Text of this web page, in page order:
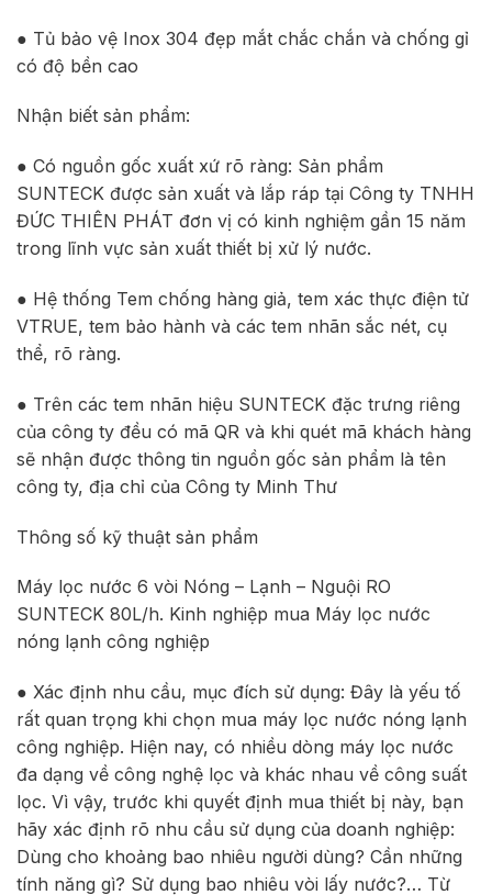
● Tủ bảo vệ Inox 304 đẹp mắt chắc chắn và chống gỉ
có độ bền cao
Nhận biết sản phẩm:
● Có nguồn gốc xuất xứ rõ ràng: Sản phẩm
SUNTECK được sản xuất và lắp ráp tại Công ty TNHH
ĐỨC THIÊN PHÁT đơn vị có kinh nghiệm gần 15 năm
trong lĩnh vực sản xuất thiết bị xử lý nước.
● Hệ thống Tem chống hàng giả, tem xác thực điện tử
VTRUE, tem bảo hành và các tem nhãn sắc nét, cụ
thể, rõ ràng.
● Trên các tem nhãn hiệu SUNTECK đặc trưng riêng
của công ty đều có mã QR và khi quét mã khách hàng
sẽ nhận được thông tin nguồn gốc sản phẩm là tên
công ty, địa chỉ của Công ty Minh Thư
Thông số kỹ thuật sản phẩm
Máy lọc nước 6 vòi Nóng – Lạnh – Nguội RO
SUNTECK 80L/h. Kinh nghiệp mua Máy lọc nước
nóng lạnh công nghiệp
● Xác định nhu cầu, mục đích sử dụng: Đây là yếu tố
rất quan trọng khi chọn mua máy lọc nước nóng lạnh
công nghiệp. Hiện nay, có nhiều dòng máy lọc nước
đa dạng về công nghệ lọc và khác nhau về công suất
lọc. Vì vậy, trước khi quyết định mua thiết bị này, bạn
hãy xác định rõ nhu cầu sử dụng của doanh nghiệp:
Dùng cho khoảng bao nhiêu người dùng? Cần những
tính năng gì? Sử dụng bao nhiêu vòi lấy nước?… Từ